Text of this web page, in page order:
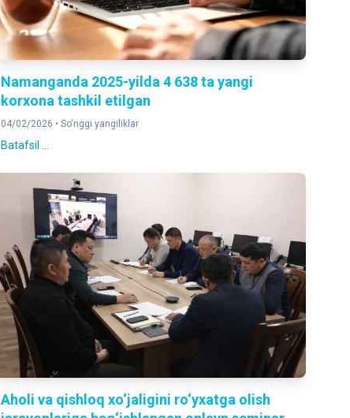
Namanganda 2025-yilda 4 638 ta yangi
korxona tashkil etilgan
04/02/2026 •So'nggi yangiliklar
Batafsil ...
Aholi va qishloq xo‘jaligini ro‘yxatga olish